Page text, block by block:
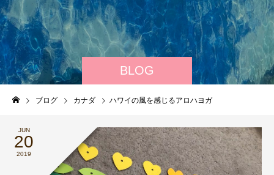
BLOG
ブログ カナダ ハワイの風を感じるアロハヨガ
JUN
20
2019